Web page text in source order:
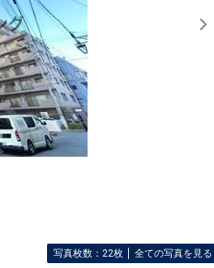
写真枚数：22枚 全ての写真を見る